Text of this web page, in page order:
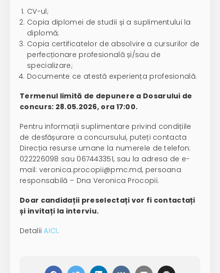
CV-ul;
Copia diplomei de studii și a suplimentului la
diplomă;
Copia certificatelor de absolvire a cursurilor de
perfecționare profesională și/sau de
specializare;
Documente ce atestă experiența profesională.
Termenul limită de depunere a Dosarului de
concurs: 28.05.2026, ora 17:00.
Pentru informații suplimentare privind condițiile
de desfășurare a concursului, puteți contacta
Direcția resurse umane la numerele de telefon:
022226098 sau 067443351, sau la adresa de e-
mail: veronica.procopii@pmc.md, persoana
responsabilă – Dna Veronica Procopii.
Doar candidații preselectați vor fi contactați
și invitați la interviu.
DetaliiAICI.